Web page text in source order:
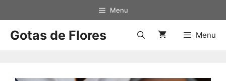
Menu
Gotas de Flores Menu